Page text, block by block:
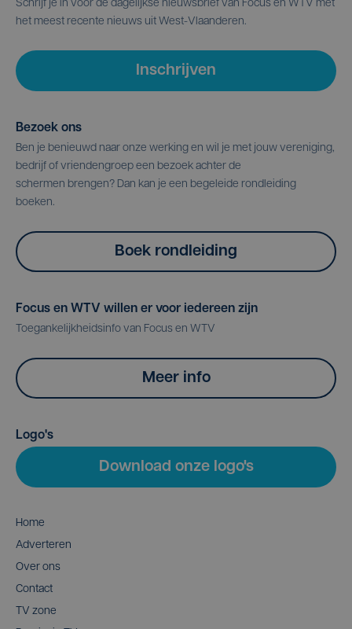
Schrijf je in voor de dagelijkse nieuwsbrief van Focus en WTV met
het meest recente nieuws uit West-Vlaanderen.
Inschrijven
Bezoek ons
Ben je benieuwd naar onze werking en wil je met jouw vereniging,
bedrijf of vriendengroep een bezoek achter de
schermen brengen? Dan kan je een begeleide rondleiding
boeken.
Boek rondleiding
Focus en WTV willen er voor iedereen zijn
Toegankelijkheidsinfo van Focus en WTV
Meer info
Logo's
Download onze logo's
Home
Adverteren
Over ons
Contact
TV zone